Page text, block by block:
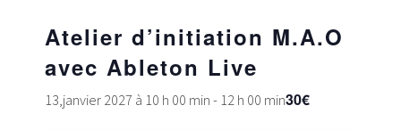
Atelier d’initiation M.A.O
avec Ableton Live
13,janvier 2027 à 10 h 00 min - 12 h 00 min30€